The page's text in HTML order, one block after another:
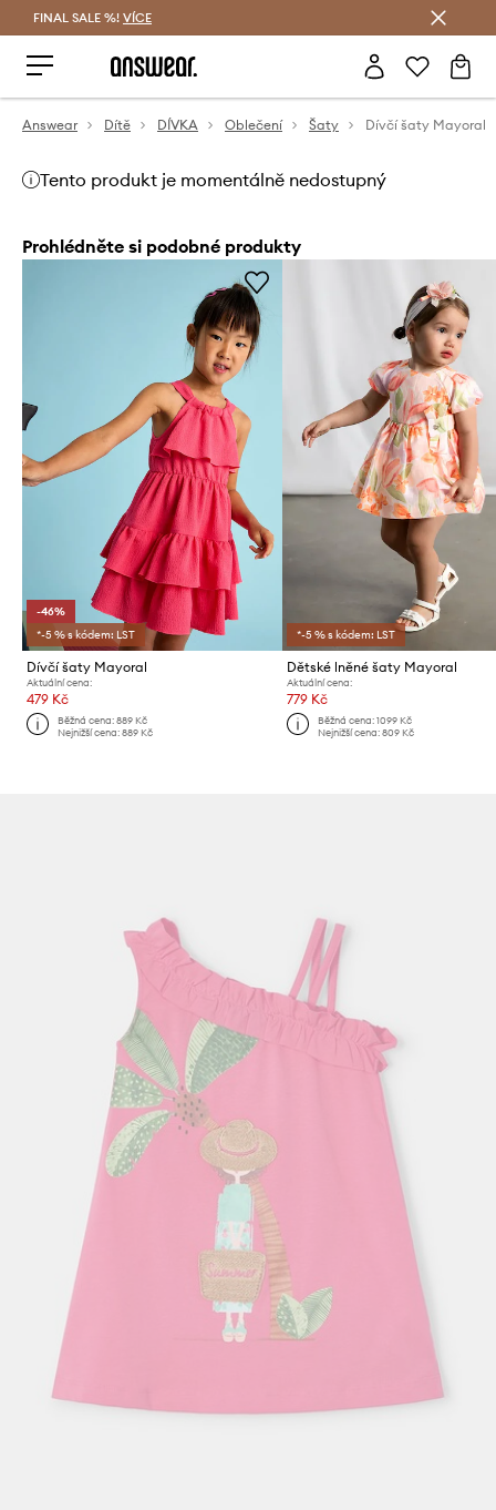
FINAL SALE %! VÍCE
Answear Dítě DÍVKA Oblečení Šaty Dívčí šaty Mayoral
Tento produkt je momentálně nedostupný
Prohlédněte si podobné produkty
-46%
*-5 % s kódem: LST
Dívčí šaty Mayoral
Aktuální cena:
479 Kč
Běžná cena:889 Kč
Nejnižší cena:889 Kč
*-5 % s kódem: LST
Dětské lněné šaty Mayoral
Aktuální cena:
779 Kč
Běžná cena: 1099 Kč
Nejnižší cena: 809 Kč